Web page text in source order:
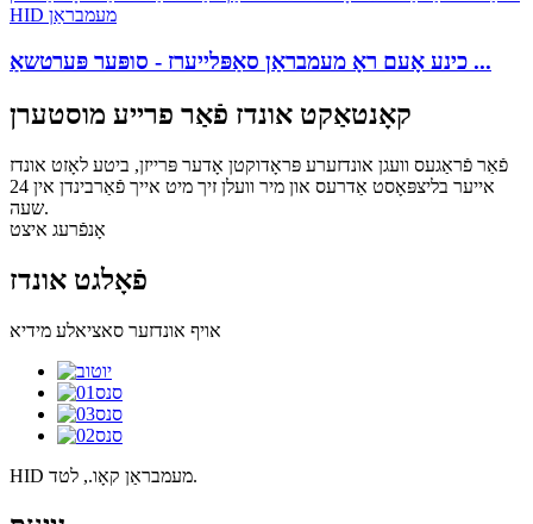
כינע אָעם ראָ מעמבראַן סאַפּלייערז - סופּער פּערטשאַ ...
קאָנטאַקט אונדז פֿאַר פרייע מוסטערן
פֿאַר פֿראַגעס וועגן אונדזערע פּראָדוקטן אָדער פּרייזן, ביטע לאָזט אונדז
אייער בליצפּאָסט אַדרעס און מיר וועלן זיך מיט אייך פֿאַרבינדן אין 24
שעה.
אָנפֿרעג איצט
פֿאָלגט אונדז
אויף אונדזער סאציאלע מידיא
HID מעמבראַן קאָו., לטד.